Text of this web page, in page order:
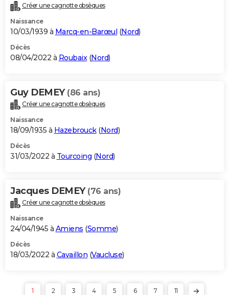
Créer une cagnotte obsèques
Naissance
10/03/1939 à Marcq-en-Barœul (Nord)
Décès
08/04/2022 à Roubaix(Nord)
Guy DEMEY (86 ans)
Créer une cagnotte obsèques
Naissance
18/09/1935 à Hazebrouck(Nord)
Décès
31/03/2022 à Tourcoing (Nord)
Jacques DEMEY (76 ans)
Créer une cagnotte obsèques
Naissance
24/04/1945 à Amiens (Somme)
Décès
18/03/2022 à Cavaillon (Vaucluse)
1 2 3 4 5 6 7 11